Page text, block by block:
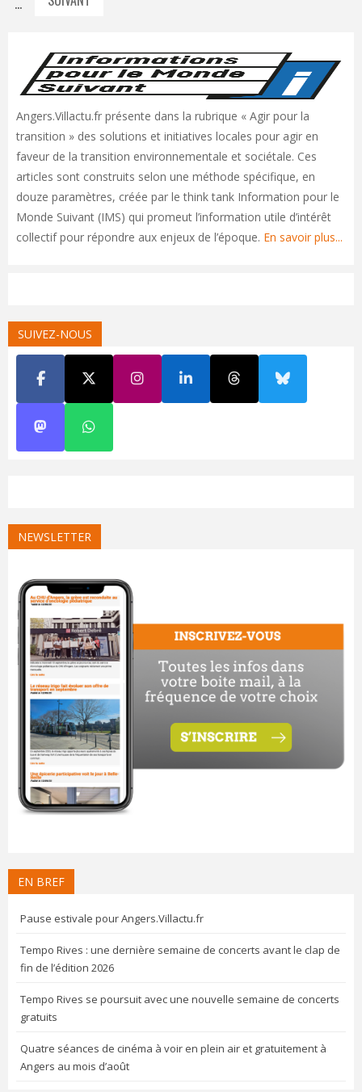
Angers.Villactu.fr présente dans la rubrique « Agir pour la
transition » des solutions et initiatives locales pour agir en
faveur de la transition environnementale et sociétale. Ces
articles sont construits selon une méthode spécifique, en
douze paramètres, créée par le think tank Information pour le
Monde Suivant (IMS) qui promeut l’information utile d’intérêt
collectif pour répondre aux enjeux de l’époque. En savoir plus...
SUIVEZ-NOUS
NEWSLETTER
EN BREF
Pause estivale pour Angers.Villactu.fr
Tempo Rives : une dernière semaine de concerts avant le clap de
fin de l’édition 2026
Tempo Rives se poursuit avec une nouvelle semaine de concerts
gratuits
Quatre séances de cinéma à voir en plein air et gratuitement à
Angers au mois d’août